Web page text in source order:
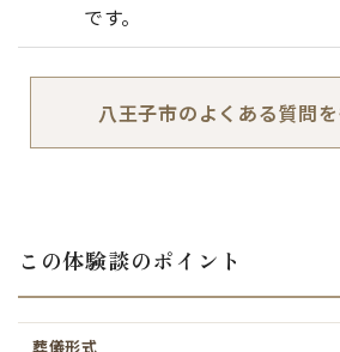
です。
八王子市のよくある質問
この体験談のポイント
葬儀形式